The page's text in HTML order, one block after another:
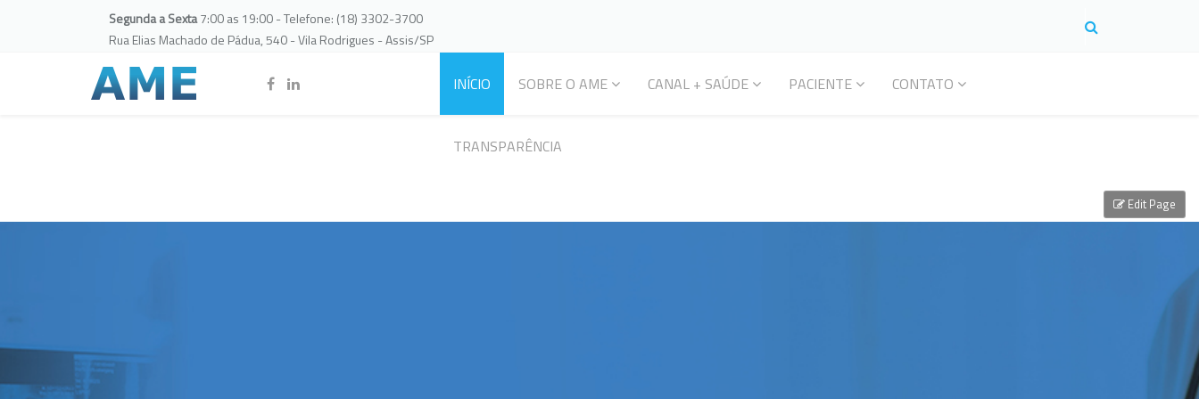
Segunda a Sexta7:00 as 19:00 - Telefone: (18) 3302-3700
Rua Elias Machado de Pádua, 540 - Vila Rodrigues - Assis/SP
INÍCIO SOBRE O AME CANAL + SAÚDE PACIENTE CONTATO
TRANSPARÊNCIA
Edit Page